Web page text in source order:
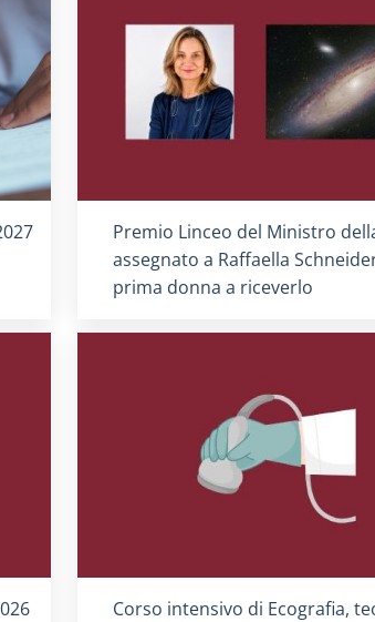
Titolo card:
Premio Linceo del Ministro
assegnato a Raffaella
prima donna a riceverlo
Titolo card:
Corso intensivo di Ecografia,